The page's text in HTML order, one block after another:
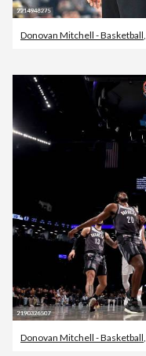
Donovan Mitchell - Basketball
Donovan Mitchell - Basketball,